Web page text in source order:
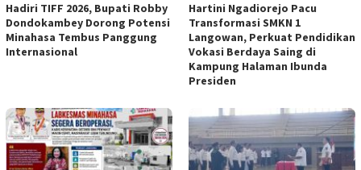
Hadiri TIFF 2026, Bupati Robby
Dondokambey Dorong Potensi
Minahasa Tembus Panggung
Internasional
Hartini Ngadiorejo Pacu
Transformasi SMKN 1
Langowan, Perkuat Pendidikan
Vokasi Berdaya Saing di
Kampung Halaman Ibunda
Presiden